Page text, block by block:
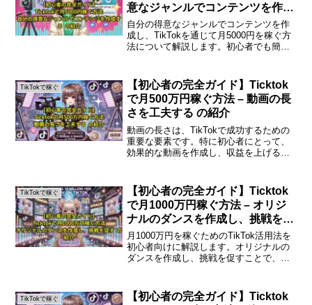
意なジャンルでコンテンツを作成
する の紹介
自分の得意なジャンルでコンテンツを作
成し、TikTokを通じて月5000円を稼ぐ方
法について解説します。初心者でも簡単
TikTokは、短い動画を共有するプラット
フォームで...
TikTokで稼ぐ
【初心者の完全ガイド】Ticktok
で月500万円稼ぐ方法 – 動画の長
さを工夫する の紹介
動画の長さは、TikTokで成功するための
重要な要素です。特に初心者にとって、
効果的な動画を作成し、収益を上げるた
TikTokは短い動画が特徴的なプラットフ
ォームですが...
TikTokで稼ぐ
【初心者の完全ガイド】Ticktok
で月1000万円稼ぐ方法 – オリジ
ナルのダンスを作成し、挑戦を促
す の紹介
月1000万円を稼ぐためのTikTok活用法を
初心者向けに解説します。オリジナルの
ダンスを作成し、挑戦を促すことで、多
を目指すTikTokは、短い動画を共有する
プラット...
TikTokで稼ぐ
【初心者の完全ガイド】Ticktok